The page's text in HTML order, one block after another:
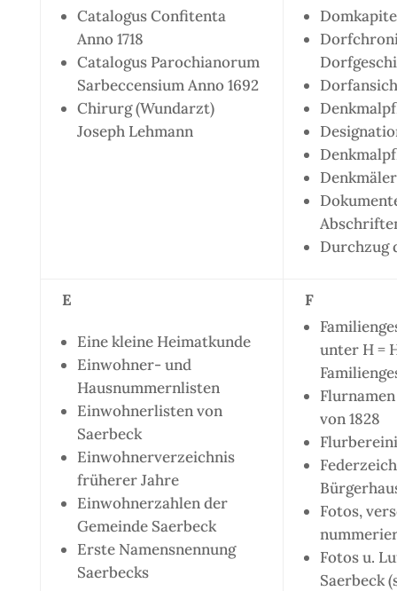
Catalogus Confitenta
Anno 1718
Catalogus Parochianorum
Sarbeccensium Anno 1692
Chirurg (Wundarzt)
Joseph Lehmann
Durchzug
E
Eine kleine Heimatkunde
Einwohner- und
Hausnummernlisten
Einwohnerlisten von
Saerbeck
Einwohnerverzeichnis
früherer Jahre
Einwohnerzahlen der
Gemeinde Saerbeck
Erste Namensnennung
Saerbecks
F
unter H =
von 1828
Fotos,
Fotos u.
Saerbeck